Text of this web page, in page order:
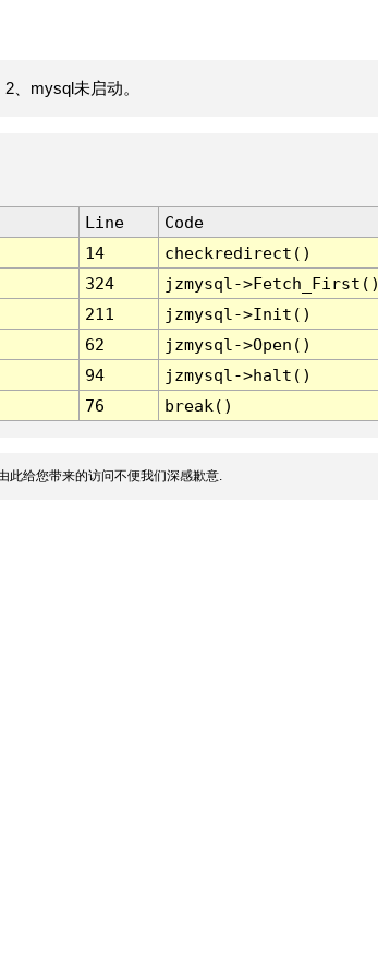
、mysql未启动。
Line
Code
14
checkredirect()
324
jzmysql-
211
jzmysql->Init()
62
jzmysql->Open()
94
jzmysql->halt()
76 break()
此给您带来的访问不便我们深感歉意.